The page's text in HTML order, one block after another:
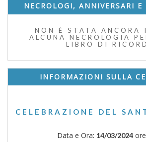
NECROLOGI, ANNIVERSARI E
NON È STATA ANCORA
ALCUNA NECROLOGIA
LIBRO DI
INFORMAZIONI SULLA
CELEBRAZIONE DEL
Data e Ora: 14/03/2024ore